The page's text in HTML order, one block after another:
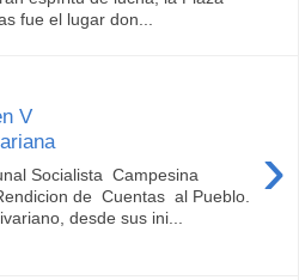
fue el lugar don...
V
›
Socialista Campesina
de Cuentas al Pueblo.
desde sus ini...